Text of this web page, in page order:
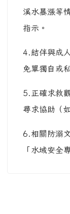
溪水暴漲等
指示。
4.結伴與成
免單獨自或
5.正確求救
尋求協助（
6.相關防溺
「水域安全